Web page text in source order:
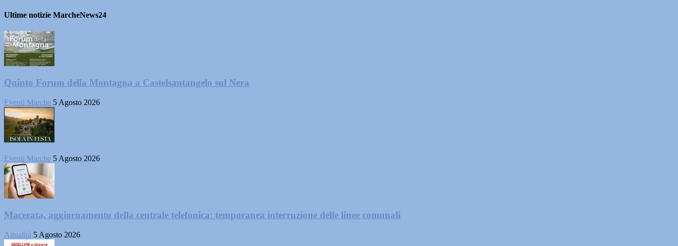
Ultime notizie MarcheNews24
Quinto Forum della Montagna a Castelsantangelo sul Nera
Eventi Marche 5 Agosto 2026
Eventi Marche 5 Agosto 2026
Macerata, aggiornamento della centrale telefonica: temporanea interruzione delle linee comunali
Attualità 5 Agosto 2026